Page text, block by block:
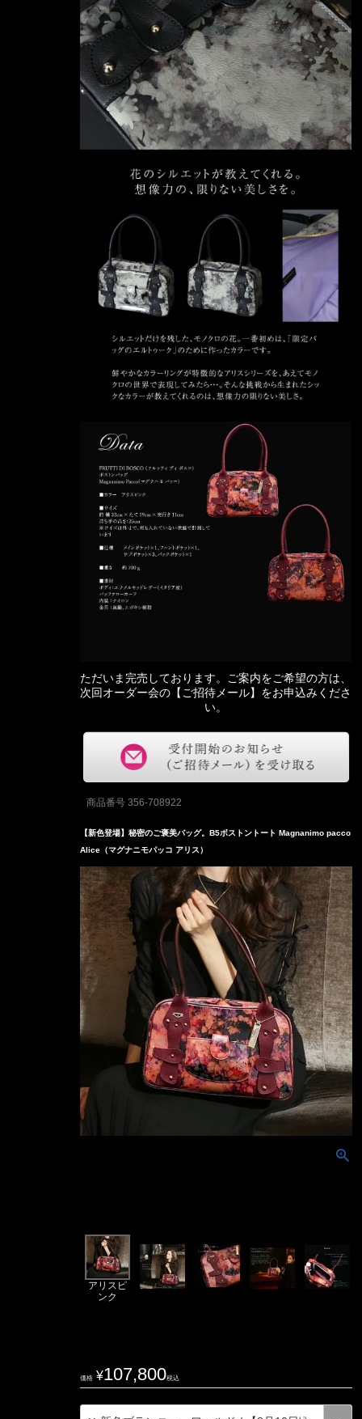
ただいま完売しております。ご案内をご希望の方は、
次回オーダー会の【ご招待メール】をお申込みくださ
い。
商品番号 356-708922
【新色登場】秘密のご褒美バッグ。B5ボストントート Magnanimo pacco
Alice（マグナニモパッコ アリス）
アリスピ
ンク
価格 ¥107,800税込